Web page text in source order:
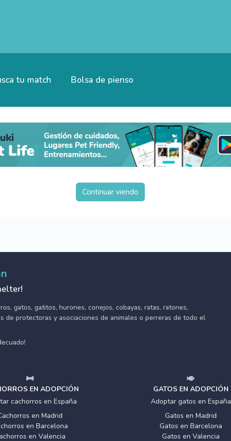
tu match Bolsa de pienso
Continuar viendo
gatos, gatitos, hurones, conejos, cobayas, ratas, ratones,
de protectoras y asociaciones de animales o perreras de todo el
EN ADOPCIÓN
cachorros en España
en Madrid
en Barcelona
en Valencia
GATOS EN ADOPCIÓN
Adoptar gatos en España
Gatos en Madrid
Gatos en Barcelona
Gatos en Valencia